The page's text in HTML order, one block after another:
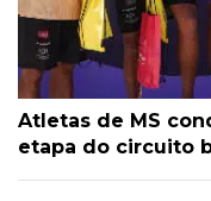
Atletas de MS
etapa do circuito